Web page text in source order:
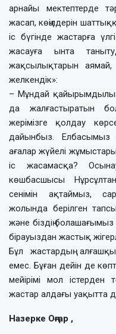
арнайы мектептерде
жасап, көңілдерін
іс бүгінде жастарға
жасауға ынта
жақсылықтарын
желкендік»:
– Мұндай
да жалғастыратын
жерімізге қолдау
дайынбыз. Елбасымыз
ағалар жүйелі
іс жасамасқа?
көшбасшысы
сенімін ақтаймыз,
жолында берілген
және біздің
бірауыздан жастық
Бұл жастардың
емес. Бұған дейін де
мейірімі мол істерден
жастар алдағы уақытта
Назерке Оңғар ,